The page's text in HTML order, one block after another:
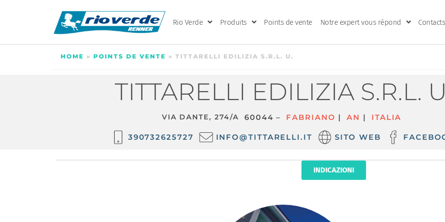
Rio Verde Produits Points de vente Notre expert vous répond Contacts
HOME » POINTS DE VENTE » TITTARELLI EDILIZIA S.R.L. U.
TITTARELLI EDILIZIA S.R.L.
VIA DANTE, 274/A 60044 – FABRIANO | AN | ITALIA
390732625727 INFO@TITTARELLI.IT SITO WEB
INDICAZIONI